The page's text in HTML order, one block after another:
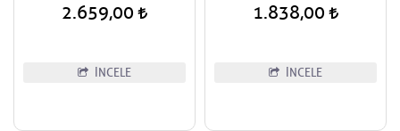
2.659,00
İNCELE
1.838,00
İNCELE